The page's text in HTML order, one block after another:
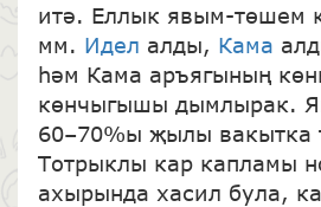
итә. Еллык явым-төшем
мм. Идел алды, Кама
һәм Кама аръягының
көнчыгышы дымлырак.
60–70%ы җылы вакытка
Тотрыклы кар капламы
ахырында хасил була,